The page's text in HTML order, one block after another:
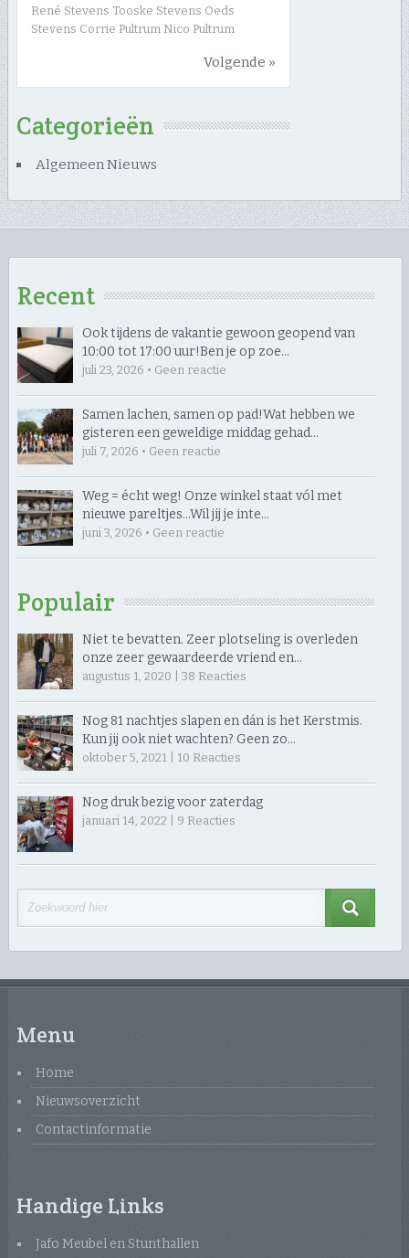
René Stevens Tooske Stevens Oeds
Stevens Corrie Pultrum Nico Pultrum
Volgende »
Categorieën
Algemeen Nieuws
Recent
Ook tijdens de vakantie gewoon geopend van
10:00 tot 17:00 uur! ​Ben je op zoe…
juli 23, 2026 • Geen reactie
Samen lachen, samen op pad! ​Wat hebben we
gisteren een geweldige middag gehad…
juli 7, 2026 • Geen reactie
Weg = écht weg! Onze winkel staat vól met
nieuwe pareltjes… ​Wil jij je inte…
juni 3, 2026 • Geen reactie
Populair
Niet te bevatten. Zeer plotseling is overleden
onze zeer gewaardeerde vriend en…
augustus 1, 2020 | 38 Reacties
Nog 81 nachtjes slapen en dán is het Kerstmis.
Kun jij ook niet wachten? Geen zo…
oktober 5, 2021 | 10 Reacties
Nog druk bezig voor zaterdag
januari 14, 2022 | 9 Reacties
Menu
Home
Nieuwsoverzicht
Contactinformatie
Handige Links
Jafo Meubel en Stunthallen